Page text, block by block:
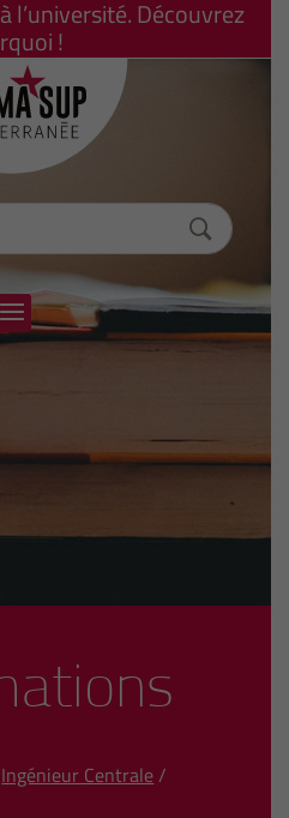
l’université. Découvrez
!
Ingénieur Centrale/